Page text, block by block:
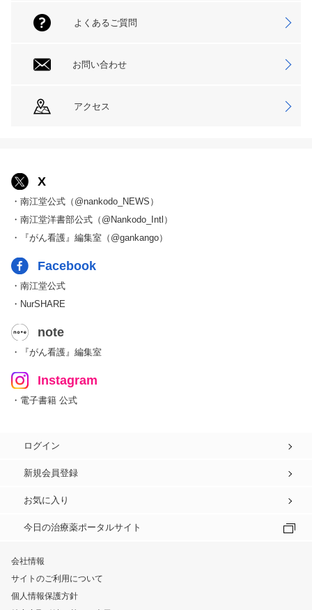
よくあるご質問
お問い合わせ
アクセス
X
・南江堂公式（@nankodo_NEWS）
・南江堂洋書部公式（@Nankodo_Intl）
・『がん看護』編集室（@gankango）
Facebook
・南江堂公式
・NurSHARE
note
・『がん看護』編集室
Instagram
・電子書籍 公式
ログイン
新規会員登録
お気に入り
今日の治療薬ポータルサイト
会社情報
サイトのご利用について
個人情報保護方針